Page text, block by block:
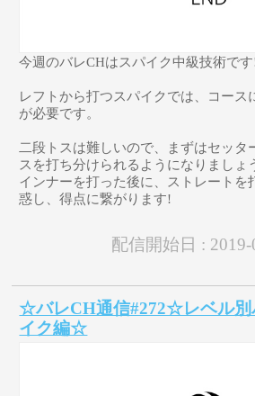
今週のバレCHはスパイク中級技術で
レフトから打つスパイクでは、コース
が必要です。
二段トスは難しいので、まずはセッタ
スを打ち分けられるようになりましょ
インナーを打った後に、ストレートを
惑し、得点に繋がります!
配信開始日 : 2019-
☆バレCH通信#272☆レベル別
イク編☆